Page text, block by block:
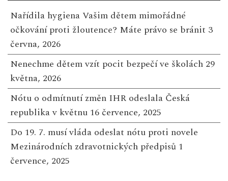
Nařídila hygiena Vašim dětem mimořádné
očkování proti žloutence? Máte právo se bránit 3
června, 2026
Nenechme dětem vzít pocit bezpečí ve školách 29
května, 2026
Nótu o odmítnutí změn IHR odeslala Česká
republika v květnu 16 července, 2025
Do 19. 7. musí vláda odeslat nótu proti novele
Mezinárodních zdravotnických předpisů 1
července, 2025